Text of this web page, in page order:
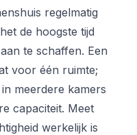
regelmatig
de hoogste tijd
aan te schaffen. Een
voor één ruimte;
meerdere kamers
capaciteit. Meet
werkelijk is